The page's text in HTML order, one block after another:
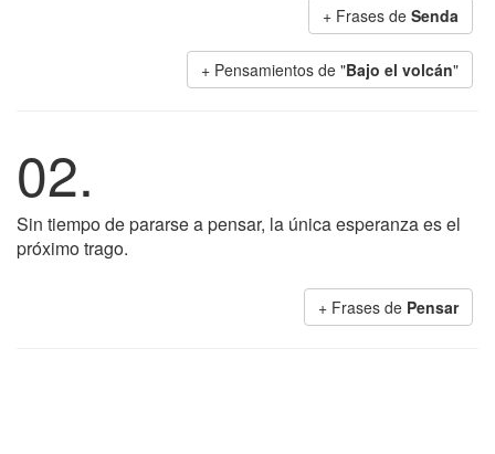
+ Frases de Senda
+ Pensamientos de "Bajo el volcán"
02.
Sin tiempo de pararse a pensar, la única esperanza es el
próximo trago.
+ Frases de Pensar